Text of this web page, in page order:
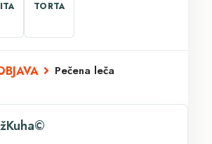
TORTA
Pečena leča